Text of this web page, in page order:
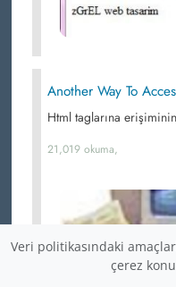
Another Way To
Html taglarına
21,019 okuma,
Veri politikasındaki
çerez